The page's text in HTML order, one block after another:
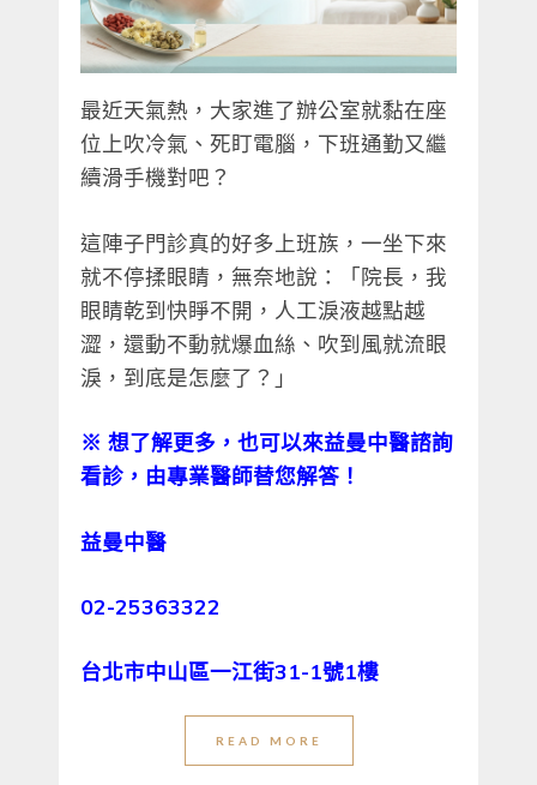
最近天氣熱，大家進了辦公室就黏在座
位上吹冷氣、死盯電腦，下班通勤又繼
續滑手機對吧？
這陣子門診真的好多上班族，一坐下來
就不停揉眼睛，無奈地說：「院長，我
眼睛乾到快睜不開，人工淚液越點越
澀，還動不動就爆血絲、吹到風就流眼
淚，到底是怎麼了？」
※ 想了解更多，也可以來益曼中醫諮詢
看診，由專業醫師替您解答！
益曼中醫
02-25363322
台北市中山區一江街31-1號1樓
READ MORE